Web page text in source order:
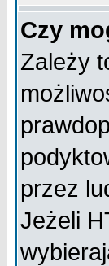
Czy
Zależy
przez
Jeżeli